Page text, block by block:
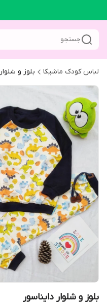
جستجو
لباس کودک ماشیکا بلوز و شلوار
بلوز و شلوار دایناسور